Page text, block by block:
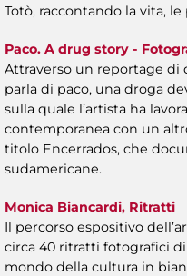
Totò, raccontando la vita,
Paco. A drug story -
Attraverso un reportage di
parla di paco, una droga
sulla quale l’artista ha
contemporanea con un
titolo Encerrados, che
sudamericane.
Monica Biancardi, Ritratti
Il percorso espositivo
circa 40 ritratti fotografici
mondo della cultura in